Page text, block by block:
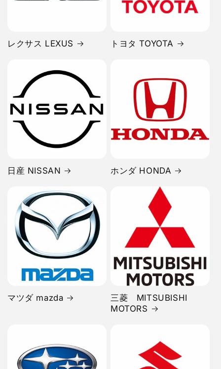
レクサス LEXUS トヨタ TOYOTA
日産 NISSAN ホンダ HONDA
マツダ mazda
三菱 MITSUBISHI
MOTORS